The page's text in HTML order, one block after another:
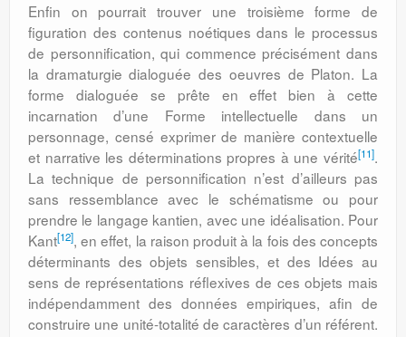
Enfin on pourrait trouver une troisième forme de
figuration des contenus noétiques dans le processus
de personnification, qui commence précisément dans
la dramaturgie dialoguée des oeuvres de Platon. La
forme dialoguée se prête en effet bien à cette
incarnation d’une Forme intellectuelle dans un
personnage, censé exprimer de manière contextuelle
et narrative les déterminations propres à une vérité[11].
La technique de personnification n’est d’ailleurs pas
sans ressemblance avec le schématisme ou pour
prendre le langage kantien, avec une idéalisation. Pour
Kant[12], en effet, la raison produit à la fois des concepts
déterminants des objets sensibles, et des Idées au
sens de représentations réflexives de ces objets mais
indépendamment des données empiriques, afin de
construire une unité-totalité de caractères d’un référent.